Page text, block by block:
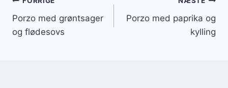
Indlægsnavigation
Porzo med grøntsager
og flødesovs
Porzo med paprika og
kylling